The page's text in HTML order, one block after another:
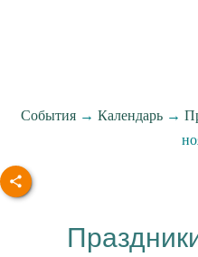
События→ Календарь→